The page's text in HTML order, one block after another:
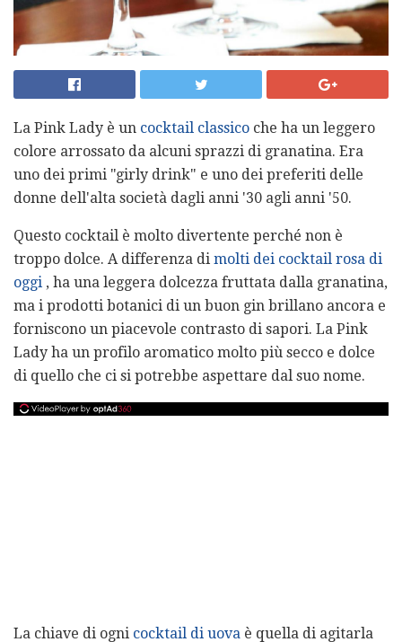
La Pink Lady è un cocktail classico che ha un leggero
colore arrossato da alcuni sprazzi di granatina. Era
uno dei primi "girly drink" e uno dei preferiti delle
donne dell'alta società dagli anni '30 agli anni '50.
Questo cocktail è molto divertente perché non è
troppo dolce. A differenza di molti dei cocktail rosa di
oggi , ha una leggera dolcezza fruttata dalla granatina,
ma i prodotti botanici di un buon gin brillano ancora e
forniscono un piacevole contrasto di sapori. La Pink
Lady ha un profilo aromatico molto più secco e dolce
di quello che ci si potrebbe aspettare dal suo nome.
La chiave di ogni cocktail di uova è quella di agitarla